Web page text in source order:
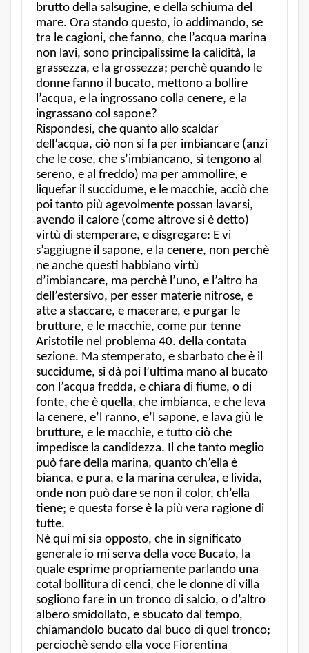
brutto della salsugine, e della schiuma del
mare. Ora stando questo, io addimando, se
tra le cagioni, che fanno, che l’acqua marina
non lavi, sono principalissime la calidità, la
grassezza, e la grossezza; perchè quando le
donne fanno il bucato, mettono a bollire
l’acqua, e la ingrossano colla cenere, e la
ingrassano col sapone?
Rispondesi, che quanto allo scaldar
dell’acqua, ciò non si fa per imbiancare (anzi
che le cose, che s’imbiancano, si tengono al
sereno, e al freddo) ma per ammollire, e
liquefar il succidume, e le macchie, acciò che
poi tanto più agevolmente possan lavarsi,
avendo il calore (come altrove si è detto)
virtù di stemperare, e disgregare: E vi
s’aggiugne il sapone, e la cenere, non perchè
ne anche questi habbiano virtù
d’imbiancare, ma perchè l’uno, e l’altro ha
dell’estersivo, per esser materie nitrose, e
atte a staccare, e macerare, e purgar le
brutture, e le macchie, come pur tenne
Aristotile nel problema 40. della contata
sezione. Ma stemperato, e sbarbato che è il
succidume, si dà poi l’ultima mano al bucato
con l’acqua fredda, e chiara di fiume, o di
fonte, che è quella, che imbianca, e che leva
la cenere, e’l ranno, e’l sapone, e lava giù le
brutture, e le macchie, e tutto ciò che
impedisce la candidezza. Il che tanto meglio
può fare della marina, quanto ch’ella è
bianca, e pura, e la marina cerulea, e livida,
onde non può dare se non il color, ch’ella
tiene; e questa forse è la più vera ragione di
tutte.
Nè qui mi sia opposto, che in significato
generale io mi serva della voce Bucato, la
quale esprime propriamente parlando una
cotal bollitura di cenci, che le donne di villa
sogliono fare in un tronco di salcio, o d’altro
albero smidollato, e sbucato dal tempo,
chiamandolo bucato dal buco di quel tronco;
perciochè sendo ella voce Fiorentina